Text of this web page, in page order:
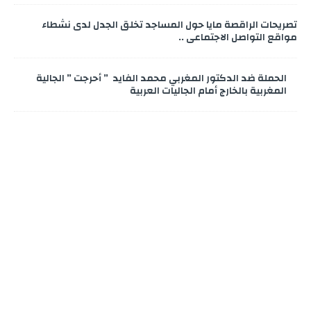
تصريحات الراقصة مايا حول المساجد تخلق الجدل لدى نشطاء
مواقع التواصل الاجتماعي ..
الحملة ضد الدكتور المغربي محمد الفايد ” أحرجت ” الجالية
المغربية بالخارج أمام الجاليات العربية